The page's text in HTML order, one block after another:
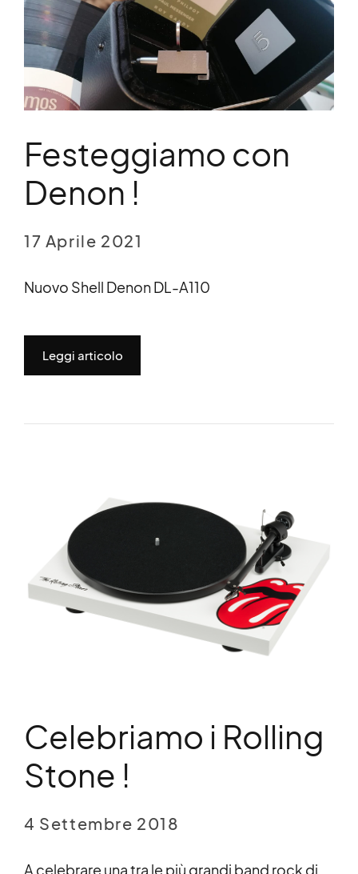
Festeggiamo con
Denon !
17 Aprile 2021
Nuovo Shell Denon DL-A110
Leggi articolo
Celebriamo i Rolling
Stone !
4 Settembre 2018
A celebrare una tra le più grandi band rock di